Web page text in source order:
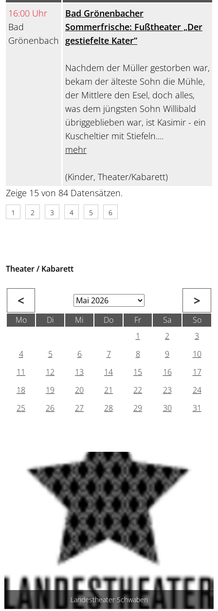
16:00 Uhr
Bad
Grönenbach
Bad Grönenbacher
Sommerfrische: Fußtheater „Der
gestiefelte Kater“
Nachdem der Müller gestorben war,
bekam der älteste Sohn die Mühle,
der Mittlere den Esel, doch alles,
was dem jüngsten Sohn Willibald
übriggeblieben war, ist Kasimir - ein
Kuscheltier mit Stiefeln....
mehr
(Kinder, Theater/Kabarett)
Zeige 15 von 84 Datensätzen.
1 2 3 4 5 6
Theater / Kabarett
< >
Mo Di Mi Do Fr Sa
So
1
2
3
4
5 6 7 8 9
10
11
12 13 14 15 16
17
18
19 20 21 22 23
24
25
26 27 28 29 30 31
Landestheater Schwaben